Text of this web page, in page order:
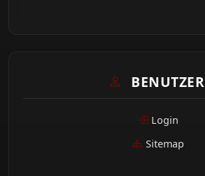
BENUTZER
Login
Sitemap